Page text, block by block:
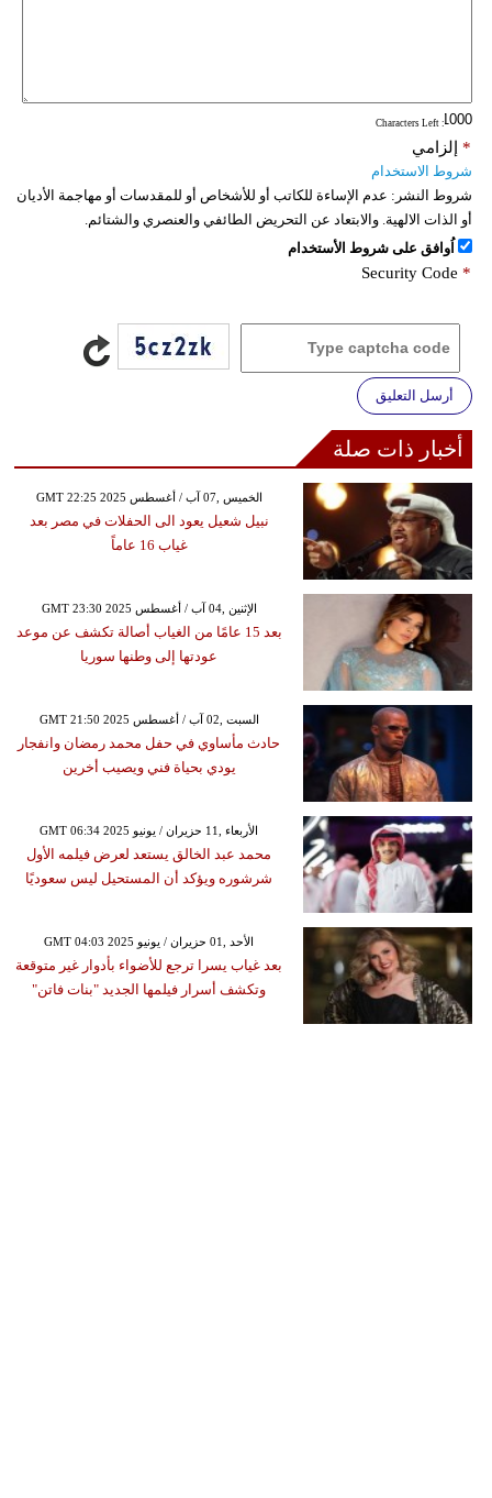
: Characters Left
إلزامي *
شروط الاستخدام
شروط النشر: عدم الإساءة للكاتب أو للأشخاص أو للمقدسات أو مهاجمة الأديان
أو الذات الالهية. والابتعاد عن التحريض الطائفي والعنصري والشتائم.
اُوافق على شروط الأستخدام
Security Code *
أرسل التعليق
أخبار ذات صلة
GMT 22:25 2025 الخميس ,07 آب / أغسطس
نبيل شعيل يعود الى الحفلات في مصر بعد
غياب 16 عاماً
GMT 23:30 2025 الإثنين ,04 آب / أغسطس
بعد 15 عامًا من الغياب أصالة تكشف عن موعد
عودتها إلى وطنها سوريا
GMT 21:50 2025 السبت ,02 آب / أغسطس
حادث مأساوي في حفل محمد رمضان وانفجار
يودي بحياة فني ويصيب أخرين
GMT 06:34 2025 الأربعاء ,11 حزيران / يونيو
محمد عبد الخالق يستعد لعرض فيلمه الأول
شرشوره ويؤكد أن المستحيل ليس سعوديًا
GMT 04:03 2025 الأحد ,01 حزيران / يونيو
بعد غياب يسرا ترجع للأضواء بأدوار غير متوقعة
وتكشف أسرار فيلمها الجديد "بنات فاتن"